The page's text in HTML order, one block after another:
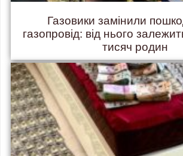
Газовики замінили
газопровід: від нього
тисяч родин